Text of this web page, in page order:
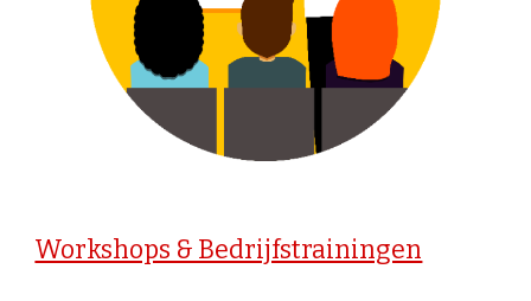
Workshops & Bedrijfstrainingen